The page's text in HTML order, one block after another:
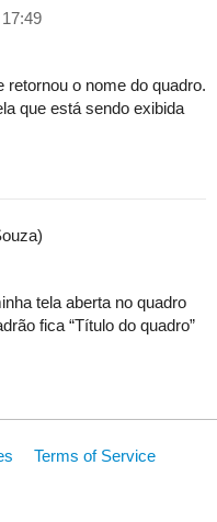
o nome do quadro.
que está sendo exibida
tela aberta no quadro
fica “Título do quadro”
Terms of Service